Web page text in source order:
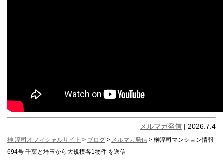
メルマガ発信 | 2026.7.4
榊 淳司オフィシャルサイト > ブログ > メルマガ発信 > 榊淳司マンション情報
694号 千葉と埼玉から大規模各1物件 を送信